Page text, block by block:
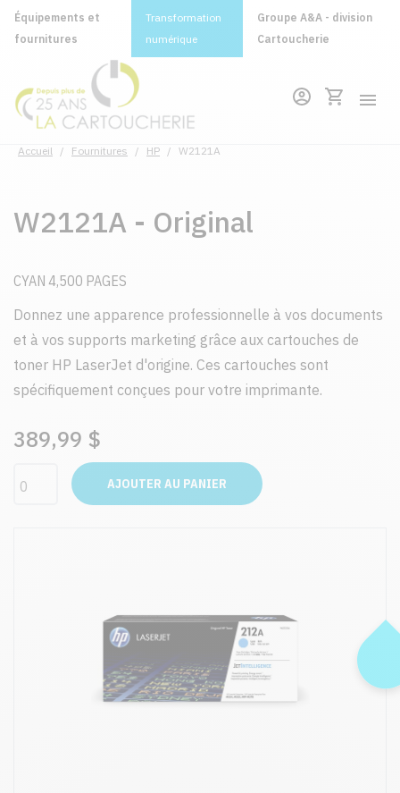
Équipements et
fournitures
Transformation
numérique
Groupe A&A - division
Cartoucherie
Accueil / Fournitures / HP / W2121A
W2121A - Original
CYAN 4,500 PAGES
Donnez une apparence professionnelle à vos documents
et à vos supports marketing grâce aux cartouches de
toner HP LaserJet d'origine. Ces cartouches sont
spécifiquement conçues pour votre imprimante.
389,99 $
AJOUTER AU PANIER